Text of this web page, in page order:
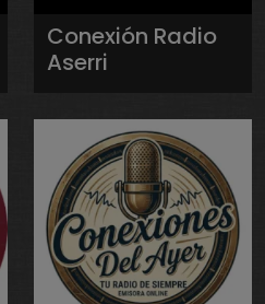
Conexión Radio
Aserri